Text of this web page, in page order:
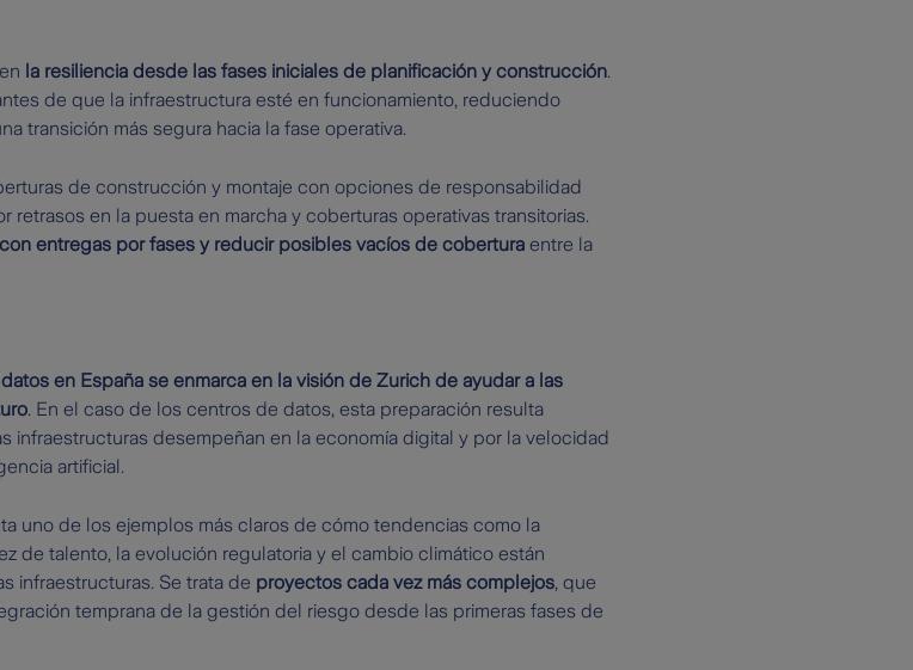
la resiliencia desde las fases iniciales de planificación y construcción.
de que la infraestructura esté en funcionamiento, reduciendo
transición más segura hacia la fase operativa.
de construcción y montaje con opciones de responsabilidad
en la puesta en marcha y coberturas operativas transitorias.
entregas por fases y reducir posibles vacíos de cobertura entre la
en España se enmarca en la visión de Zurich de ayudar a las
. En el caso de los centros de datos, esta preparación resulta
infraestructuras desempeñan en la economía digital y por la velocidad
artificial.
uno de los ejemplos más claros de cómo tendencias como la
de talento, la evolución regulatoria y el cambio climático están
infraestructuras. Se trata de proyectos cada vez más complejos, que
temprana de la gestión del riesgo desde las primeras fases de